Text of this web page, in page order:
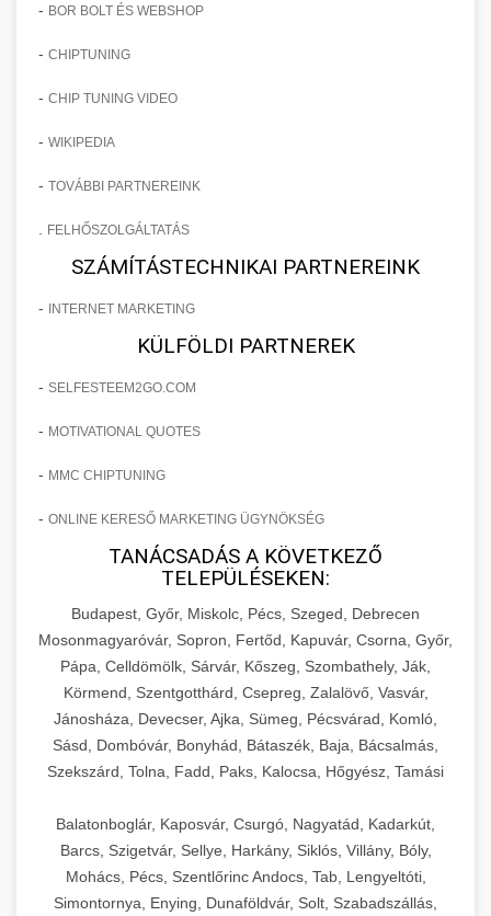
- BOR BOLT ÉS WEBSHOP
- CHIPTUNING
- CHIP TUNING VIDEO
- WIKIPEDIA
- TOVÁBBI PARTNEREINK
FELHŐSZOLGÁLTATÁS
SZÁMÍTÁSTECHNIKAI PARTNEREINK
- INTERNET MARKETING
KÜLFÖLDI PARTNEREK
- SELFESTEEM2GO.COM
- MOTIVATIONAL QUOTES
- MMC CHIPTUNING
- ONLINE KERESŐ MARKETING ÜGYNÖKSÉG
TANÁCSADÁS A KÖVETKEZŐ
TELEPÜLÉSEKEN:
Budapest, Győr, Miskolc, Pécs, Szeged, Debrecen
Mosonmagyaróvár, Sopron, Fertőd, Kapuvár, Csorna, Győr,
Pápa, Celldömölk, Sárvár, Kőszeg, Szombathely, Ják,
Körmend, Szentgotthárd, Csepreg, Zalalövő, Vasvár,
Jánosháza, Devecser, Ajka, Sümeg, Pécsvárad, Komló,
Sásd, Dombóvár, Bonyhád, Bátaszék, Baja, Bácsalmás,
Szekszárd, Tolna, Fadd, Paks, Kalocsa, Hőgyész, Tamási
Balatonboglár, Kaposvár, Csurgó, Nagyatád, Kadarkút,
Barcs, Szigetvár, Sellye, Harkány, Siklós, Villány, Bóly,
Mohács, Pécs, Szentlőrinc Andocs, Tab, Lengyeltóti,
Simontornya, Enying, Dunaföldvár, Solt, Szabadszállás,